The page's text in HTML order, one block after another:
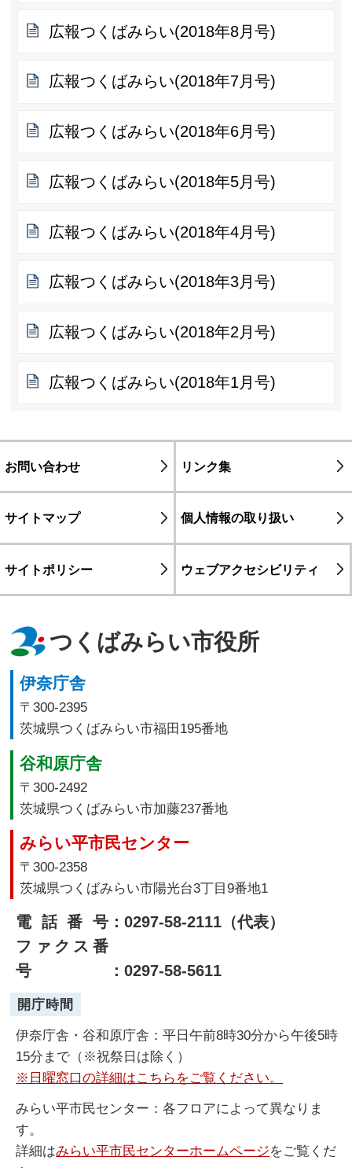
広報つくばみらい(2018年8月号)
広報つくばみらい(2018年7月号)
広報つくばみらい(2018年6月号)
広報つくばみらい(2018年5月号)
広報つくばみらい(2018年4月号)
広報つくばみらい(2018年3月号)
広報つくばみらい(2018年2月号)
広報つくばみらい(2018年1月号)
お問い合わせ リンク集
サイトマップ 個人情報の取り扱い
サイトポリシー ウェブアクセシビリティ
つくばみらい市役所
伊奈庁舎
〒300-2395
茨城県つくばみらい市福田195番地
谷和原庁舎
〒300-2492
茨城県つくばみらい市加藤237番地
みらい平市民センター
〒300-2358
茨城県つくばみらい市陽光台3丁目9番地1
電話番号：0297-58-2111（代表）
ファクス番
号
：0297-58-5611
開庁時間
伊奈庁舎・谷和原庁舎：平日午前8時30分から午後5時
15分まで（※祝祭日は除く）
※日曜窓口の詳細はこちらをご覧ください。
みらい平市民センター：各フロアによって異なりま
す。
詳細はみらい平市民センターホームページをご覧くだ